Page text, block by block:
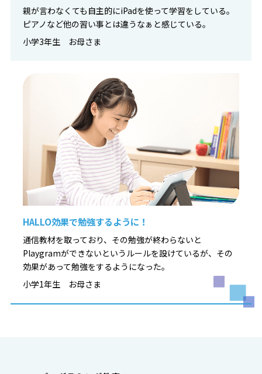
親が言わなくても自主的にiPadを使って学習をしている。
ピアノなど他の習い事とは違うなぁと感じている。
小学3年生 お母さま
HALLO効果で勉強するように！
通信教材を取っており、その勉強が終わらないと
Playgramができないというルールを設けているが、その
効果があって勉強をするようになった。
小学1年生 お母さま